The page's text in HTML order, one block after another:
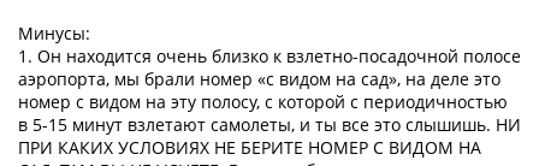
Минусы:
1. Он находится очень близко к взлетно-посадочной полосе
аэропорта, мы брали номер «с видом на сад», на деле это
номер с видом на эту полосу, с которой с периодичностью
в 5-15 минут взлетают самолеты, и ты все это слышишь. НИ
ПРИ КАКИХ УСЛОВИЯХ НЕ БЕРИТЕ НОМЕР С ВИДОМ НА